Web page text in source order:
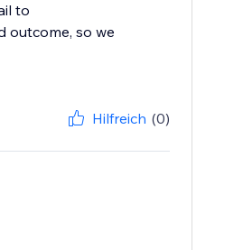
to
outcome, so we
Hilfreich (0)